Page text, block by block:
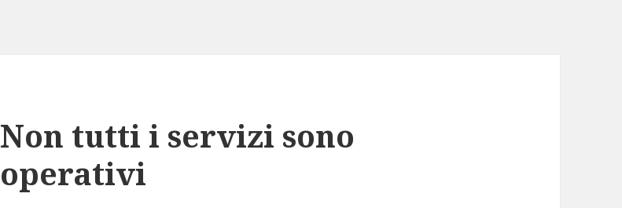
Non tutti i servizi sono
operativi